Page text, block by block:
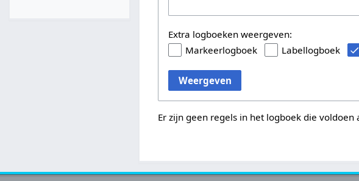
Extra logboeken weergeven:
Markeerlogboek
Labellogboek
Weergeven
Er zijn geen regels in het logboek die voldoen